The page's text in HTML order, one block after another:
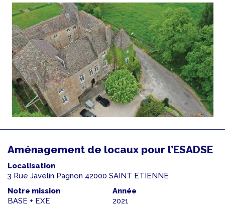
Aménagement de locaux pour l’ESADSE
Localisation
3 Rue Javelin Pagnon 42000 SAINT ETIENNE
Notre mission
BASE + EXE
Année
2021